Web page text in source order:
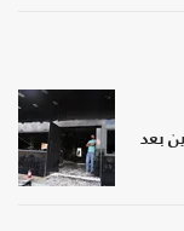
بعد